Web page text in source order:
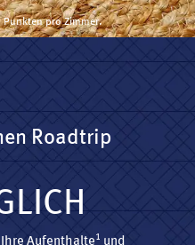
pro Zimmer.
Roadtrip
Ihre Aufenthalte1 und